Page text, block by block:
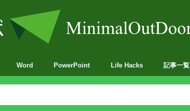
Word PowerPoint Life Hacks 記事一覧